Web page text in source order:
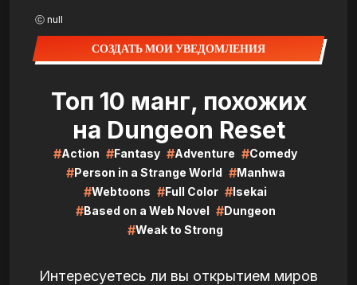
ⓒ null
СОЗДАТЬ МОИ УВЕДОМЛЕНИЯ
Топ 10 манг, похожих
на Dungeon Reset
#Action #Fantasy #Adventure #Comedy
#Person in a Strange World #Manhwa
#Webtoons #Full Color #Isekai
#Based on a Web Novel #Dungeon
#Weak to Strong
Интересуетесь ли вы открытием миров